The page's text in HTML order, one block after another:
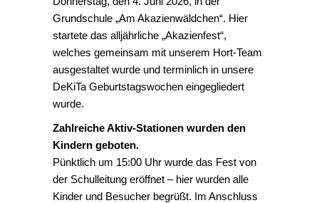
Grundschule „Am Akazienwäldchen“. Hier
startete das alljährliche „Akazienfest“,
welches gemeinsam mit unserem Hort-Team
ausgestaltet wurde und terminlich in unsere
DeKiTa Geburtstagswochen eingegliedert
wurde.
Zahlreiche Aktiv-Stationen wurden den
Kindern geboten.
Pünktlich um 15:00 Uhr wurde das Fest von
der Schulleitung eröffnet – hier wurden alle
Kinder und Besucher begrüßt. Im Anschluss